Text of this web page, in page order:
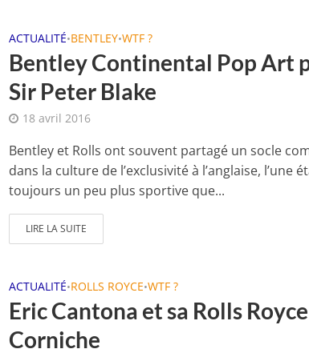
ACTUALITÉ•BENTLEY•WTF ?
Bentley Continental Pop Art
Sir Peter Blake
18 avril 2016
Bentley et Rolls ont souvent partagé un socle
dans la culture de l’exclusivité à l’anglaise, l’une
toujours un peu plus sportive que...
LIRE LA SUITE
ACTUALITÉ•ROLLS ROYCE•WTF ?
Eric Cantona et sa Rolls Royce
Corniche